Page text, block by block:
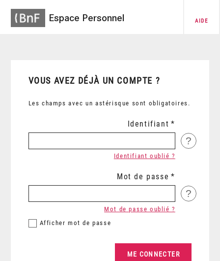
Espace Personnel AIDE
VOUS AVEZ DÉJÀ UN COMPTE ?
Les champs avec un astérisque sont obligatoires.
Identifiant
?
Identifiant oublié ?
Mot de passe
?
Afficher mot de passe
Mot de passe oublié ?